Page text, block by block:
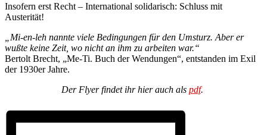
Insofern erst Recht – International solidarisch: Schluss mit
Austerität!
„Mi-en-leh nannte viele Bedingungen für den Umsturz. Aber er
wußte keine Zeit, wo nicht an ihm zu arbeiten war.“
Bertolt Brecht, „Me-Ti. Buch der Wendungen“, entstanden im Exil
der 1930er Jahre.
Der Flyer findet ihr hier auch als pdf.